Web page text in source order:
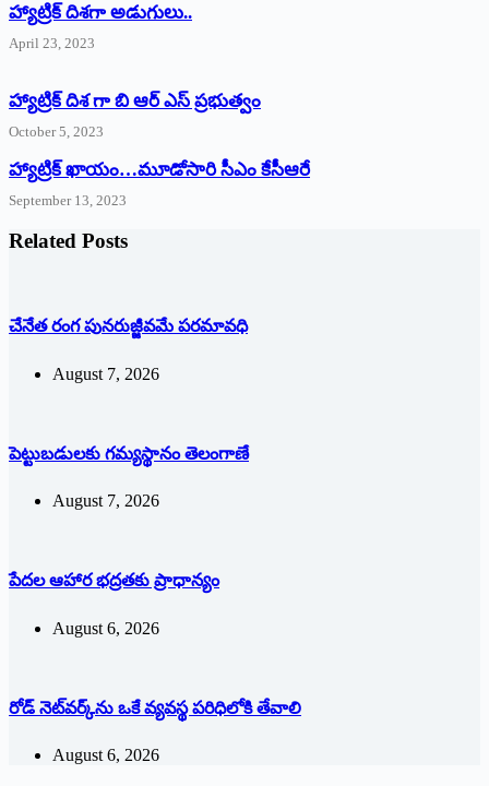
‌హ్యాట్రిక్‌ ‌దిశగా అడుగులు..
April 23, 2023
హ్యాట్రిక్ దిశ గా బి ఆర్ ఎస్ ప్రభుత్వం
October 5, 2023
హ్యాట్రిక్‌ ‌ఖాయం…మూడోసారి సీఎం కేసీఆరే
September 13, 2023
Related Posts
చేనేత రంగ పునరుజ్జీవమే పరమావధి
August 7, 2026
పెట్టుబడులకు గమ్యస్థానం తెలంగాణే
August 7, 2026
పేదల ఆహార భద్రతకు ప్రాధాన్యం
August 6, 2026
రోడ్ నెట్‌వర్క్‌ను ఒకే వ్య‌వ‌స్థ ప‌రిధిలోకి తేవాలి
August 6, 2026